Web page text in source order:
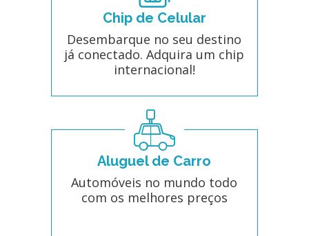
Chip de Celular
Desembarque no seu destino
já conectado. Adquira um chip
internacional!
Aluguel de Carro
Automóveis no mundo todo
com os melhores preços